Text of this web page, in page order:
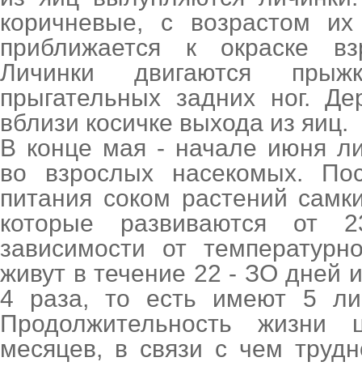
коричневые, с возрастом их
приближается к окраске
Личинки двигаются
прыгательных задних ног.
вблизи косичке выхода из яиц.
В конце мая - начале июня
во взрослых насекомых.
питания соком растений
которые развиваются
зависимости от
живут в течение 22 - ЗО дней
4 раза, то есть имеют 5
Продолжительность
месяцев, в связи с чем